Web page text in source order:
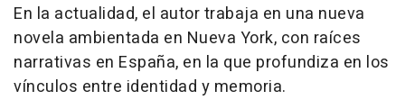
En la actualidad, el autor trabaja en una nueva
novela ambientada en Nueva York, con raíces
narrativas en España, en la que profundiza en los
vínculos entre identidad y memoria.